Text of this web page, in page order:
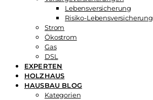
Lebensversicherung
Risiko-Lebensversicherung
Strom
Ökostrom
Gas
DSL
EXPERTEN
HOLZHAUS
HAUSBAU BLOG
Kategorien